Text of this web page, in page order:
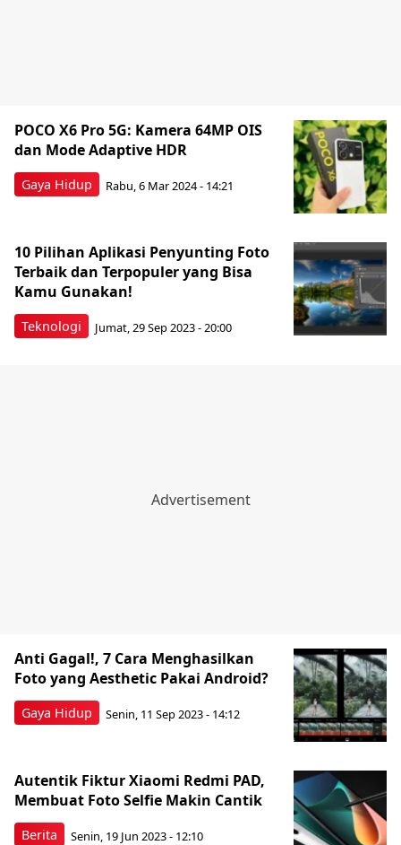
Gaya Hidup
POCO X6 Pro 5G: Kamera 64MP OIS
dan Mode Adaptive HDR
Rabu, 6 Mar 2024 - 14:21
Teknologi
10 Pilihan Aplikasi Penyunting Foto
Terbaik dan Terpopuler yang Bisa
Kamu Gunakan!
Jumat, 29 Sep 2023 - 20:00
Gaya Hidup
Anti Gagal!, 7 Cara Menghasilkan
Foto yang Aesthetic Pakai Android?
Senin, 11 Sep 2023 - 14:12
Berita
Autentik Fiktur Xiaomi Redmi PAD,
Membuat Foto Selfie Makin Cantik
Senin, 19 Jun 2023 - 12:10